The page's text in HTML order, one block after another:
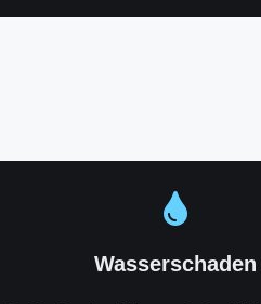
Wasserschaden